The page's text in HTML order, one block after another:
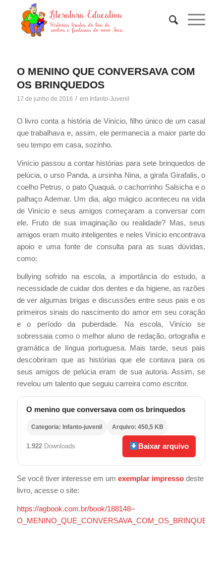
O MENINO QUE CONVERSAVA COM
OS BRINQUEDOS
17 de junho de 2016 / em Infanto-Juvenil
O livro conta a história de Vinício, filho único de um casal
que trabalhava e, assim, ele permanecia a maior parte do
seu tempo em casa, sozinho.
Vinício passou a contar histórias para sete brinquedos de
pelúcia, o urso Panda, a ursinha Nina, a girafa Girafalis, o
coelho Petrus, o pato Quaquá, o cachorrinho Salsicha e o
palhaço Ademar. Um dia, algo mágico aconteceu na vida
de Vinício e seus amigos começaram a conversar com
ele. Fruto de sua imaginação ou realidade? Mas, seus
amigos eram muito inteligentes e neles Vinício encontrava
apoio e uma fonte de consulta para as suas dúvidas,
como:
bullying sofrido na escola, a importância do estudo, a
necessidade de cuidar dos dentes e da higiene, as razões
de ver algumas brigas e discussões entre seus pais e os
primeiros sinais do nascimento do amor em seu coração
e o período da puberdade. Na escola, Vinício se
sobressaia como o melhor aluno de redação, ortografia e
gramática de língua portuguesa. Mais tarde, seus pais
descobriram que as histórias que ele contava para os
seus amigos de pelúcia eram de sua autoria. Assim, se
revelou um talento que seguiu carreira como escritor.
O menino que conversava com os brinquedos
Categoria: Infanto-juvenil Arquivo: 450,5 KB
1.922Downloads Baixar arquivo
Se você tiver interesse em um exemplar impressodeste
livro, acesse o site:
https://agbook.com.br/book/188148–